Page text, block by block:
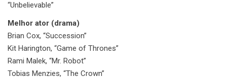
“Unbelievable”
Melhor ator (drama)
Brian Cox, “Succession”
Kit Harington, “Game of Thrones”
Rami Malek, “Mr. Robot”
Tobias Menzies, “The Crown”